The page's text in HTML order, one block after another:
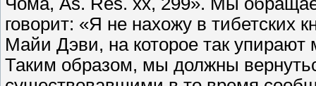
говорит: «Я не нахожу в тибетских
Майи Дэви, на которое так упирают
Таким образом, мы должны